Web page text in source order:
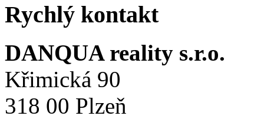
Rychlý kontakt
DANQUA reality s.r.o.
Křimická 90
318 00 Plzeň